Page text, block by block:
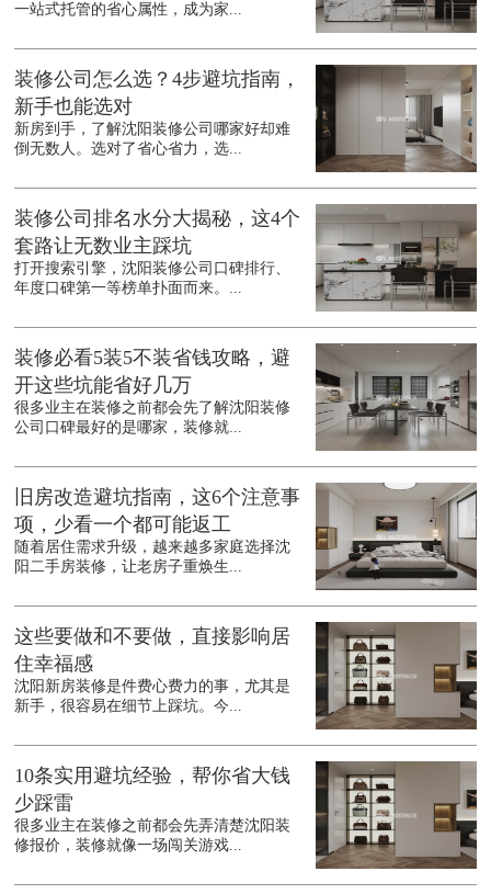
一站式托管的省心属性，成为家...
装修公司怎么选？4步避坑指南，
新手也能选对
新房到手，了解沈阳装修公司哪家好却难
倒无数人。选对了省心省力，选...
装修公司排名水分大揭秘，这4个
套路让无数业主踩坑
打开搜索引擎，沈阳装修公司口碑排行、
年度口碑第一等榜单扑面而来。...
装修必看5装5不装省钱攻略，避
开这些坑能省好几万
很多业主在装修之前都会先了解沈阳装修
公司口碑最好的是哪家，装修就...
旧房改造避坑指南，这6个注意事
项，少看一个都可能返工
随着居住需求升级，越来越多家庭选择沈
阳二手房装修，让老房子重焕生...
这些要做和不要做，直接影响居
住幸福感
沈阳新房装修是件费心费力的事，尤其是
新手，很容易在细节上踩坑。今...
10条实用避坑经验，帮你省大钱
少踩雷
很多业主在装修之前都会先弄清楚沈阳装
修报价，装修就像一场闯关游戏...